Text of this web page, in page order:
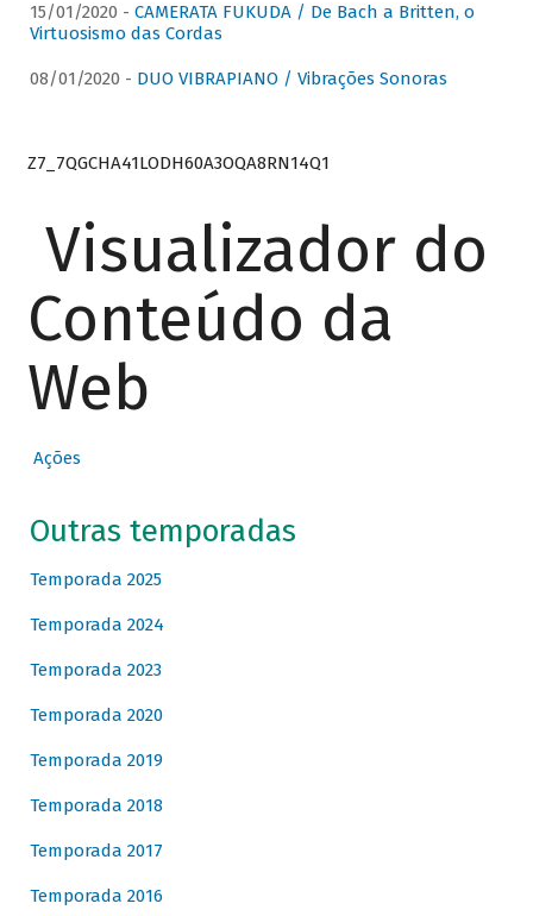
15/01/2020 - CAMERATA FUKUDA / De Bach a Britten, o
Virtuosismo das Cordas
08/01/2020 - DUO VIBRAPIANO / Vibrações Sonoras
Z7_7QGCHA41LODH60A3OQA8RN14Q1
Visualizador do
Conteúdo da
Web
Ações
Outras temporadas
Temporada 2025
Temporada 2024
Temporada 2023
Temporada 2020
Temporada 2019
Temporada 2018
Temporada 2017
Temporada 2016